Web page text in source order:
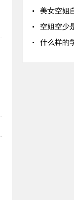
美女空姐自
空姐空少
什么样的